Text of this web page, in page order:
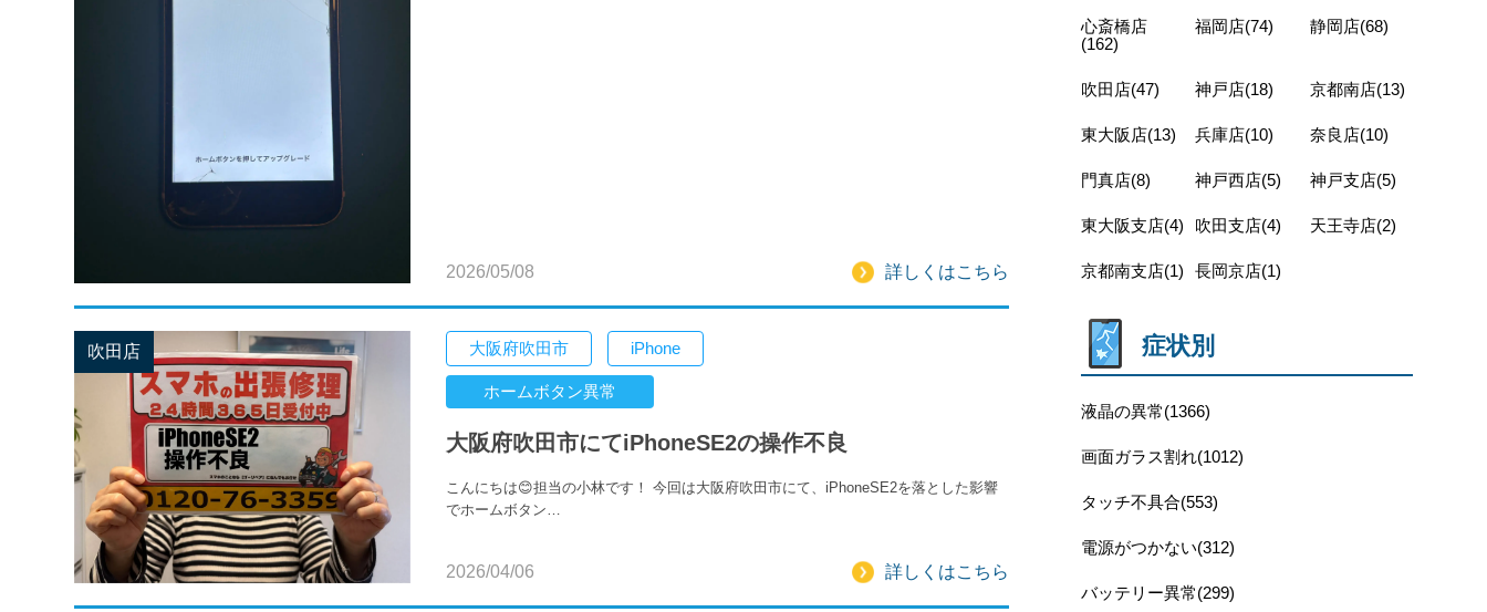
2026/05/08 詳しくはこちら
吹田店 大阪府吹田市 iPhone
ホームボタン異常
大阪府吹田市にてiPhoneSE2の操作不良
こんにちは😊担当の小林です！ 今回は大阪府吹田市にて、iPhoneSE2を落とした影響
でホームボタン…
2026/04/06 詳しくはこちら
心斎橋店
(162)
福岡店(74) 静岡店(68)
吹田店(47) 神戸店(18) 京都南店(13)
東大阪店(13) 兵庫店(10) 奈良店(10)
門真店(8) 神戸西店(5) 神戸支店(5)
東大阪支店(4) 吹田支店(4) 天王寺店(2)
京都南支店(1) 長岡京店(1)
症状別
液晶の異常(1366)
画面ガラス割れ(1012)
タッチ不具合(553)
電源がつかない(312)
バッテリー異常(299)